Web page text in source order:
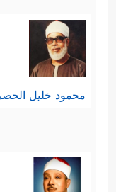
محمود خليل